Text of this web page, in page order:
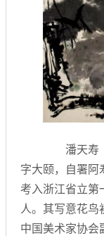
潘天寿（
字大颐，自署阿
考入浙江省立第
人。其写意花鸟
中国美术家协会